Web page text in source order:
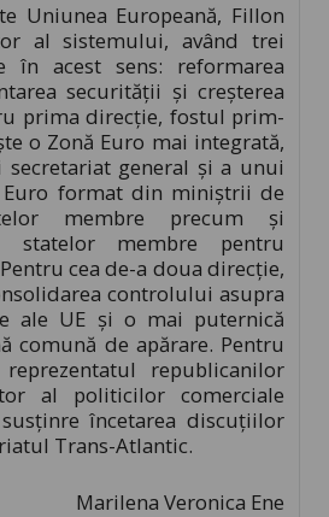
Uniunea Europeană, Fillon
al sistemului, având trei
în acest sens: reformarea
securității și creșterea
prima direcție, fostul prim-
o Zonă Euro mai integrată,
general și a unui
format din miniștrii de
membre precum și
statelor membre pentru
cea de-a doua direcție,
controlului asupra
ale UE și o mai puternică
comună de apărare. Pentru
republicanilor
al politicilor comerciale
încetarea discuțiilor
Trans-Atlantic.
Marilena Veronica Ene